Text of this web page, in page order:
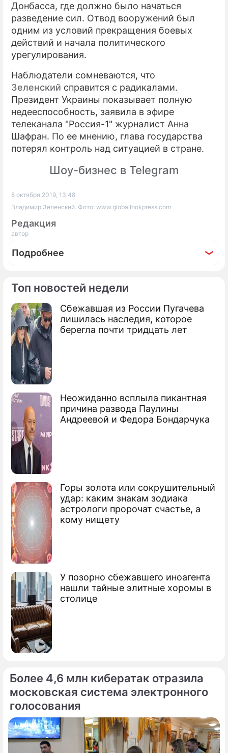
Топ новостей недели
Сбежавшая из России Пугачева
лишилась наследия, которое
берегла почти тридцать лет
Неожиданно всплыла пикантная
причина развода Паулины
Андреевой и Федора Бондарчука
Горы золота или сокрушительный
удар: каким знакам зодиака
астрологи пророчат счастье, а
кому нищету
У позорно сбежавшего иноагента
нашли тайные элитные хоромы в
столице
Донбасса, где должно было начаться
разведение сил. Отвод вооружений был
одним из условий прекращения боевых
действий и начала политического
урегулирования.
Наблюдатели сомневаются, что
Зеленский справится с радикалами.
Президент Украины показывает полную
недееспособность, заявила в эфире
телеканала "Россия-1" журналист Анна
Шафран. По ее мнению, глава государства
потерял контроль над ситуацией в стране.
Шоу-бизнес в Telegram
8 октября 2019, 13:48
Владимир Зеленский. Фото: www.globallookpress.com
Редакция
автор
Подробнее
По теме
Продолжение: Кремль
Сбежавшему от Путина Лукашенко
сделали грозное предупреждение
Подхалим Лукашенко бросился
лебезить перед Зеленским
Александр Григорьевич
Лукашенко
Более 4,6 млн кибератак отразила
московская система электронного
голосования